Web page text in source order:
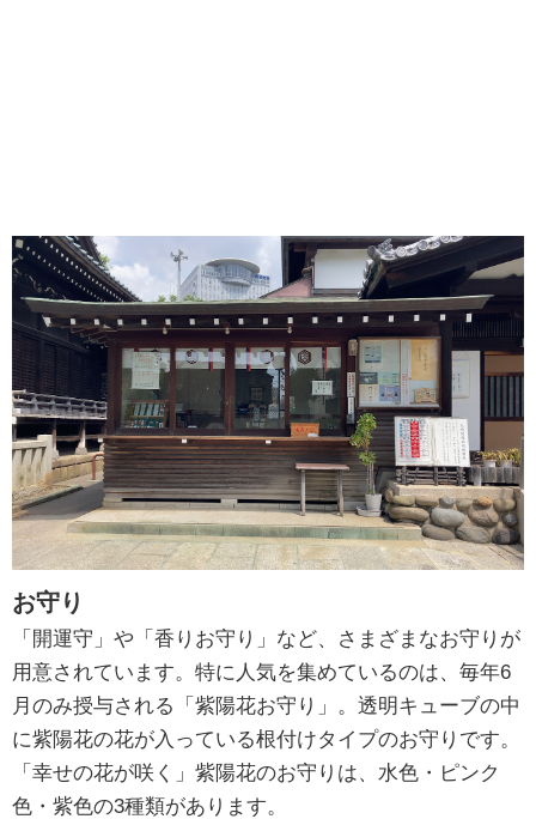
お守り
「開運守」や「香りお守り」など、さまざまなお守りが
用意されています。特に人気を集めているのは、毎年6
月のみ授与される「紫陽花お守り」。透明キューブの中
に紫陽花の花が入っている根付けタイプのお守りです。
「幸せの花が咲く」紫陽花のお守りは、水色・ピンク
色・紫色の3種類があります。